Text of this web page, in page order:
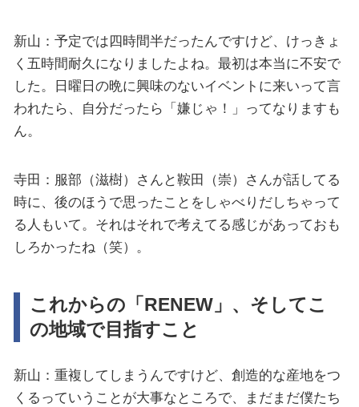
新山：予定では四時間半だったんですけど、けっきょ
く五時間耐久になりましたよね。最初は本当に不安で
した。日曜日の晩に興味のないイベントに来いって言
われたら、自分だったら「嫌じゃ！」ってなりますも
ん。
寺田：服部（滋樹）さんと鞍田（崇）さんが話してる
時に、後のほうで思ったことをしゃべりだしちゃって
る人もいて。それはそれで考えてる感じがあっておも
しろかったね（笑）。
これからの「RENEW」、そしてこ
の地域で目指すこと
新山：重複してしまうんですけど、創造的な産地をつ
くるっていうことが大事なところで、まだまだ僕たち